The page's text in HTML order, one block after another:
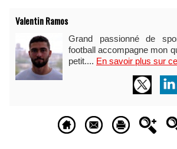
Valentin Ramos
Grand passionné de
football accompagne mon
petit.... En savoir plus sur